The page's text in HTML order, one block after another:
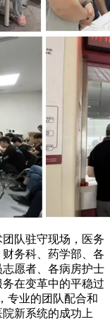
团队驻守现场，医务
务科、药学部、各
愿者、各病房护士
在变革中的平稳过
专业的团队配合和
新系统的成功上